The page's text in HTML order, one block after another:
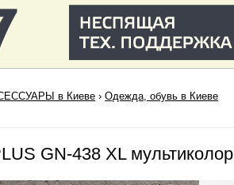
в Киеве ›Одежда, обувь в Киеве
GN-438 XL мультиколор